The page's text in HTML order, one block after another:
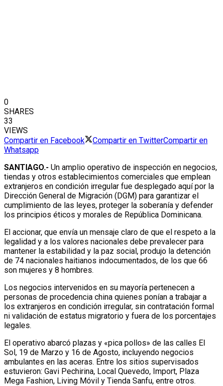
0
SHARES
33
VIEWS
Compartir en Facebook
Compartir en TwitterCompartir en
Whatsapp
SANTIAGO.- Un amplio operativo de inspección en negocios,
tiendas y otros establecimientos comerciales que emplean
extranjeros en condición irregular fue desplegado aquí por la
Dirección General de Migración (DGM) para garantizar el
cumplimiento de las leyes, proteger la soberanía y defender
los principios éticos y morales de República Dominicana.
El accionar, que envía un mensaje claro de que el respeto a la
legalidad y a los valores nacionales debe prevalecer para
mantener la estabilidad y la paz social, produjo la detención
de 74 nacionales haitianos indocumentados, de los que 66
son mujeres y 8 hombres.
Los negocios intervenidos en su mayoría pertenecen a
personas de procedencia china quienes ponían a trabajar a
los extranjeros en condición irregular, sin contratación formal
ni validación de estatus migratorio y fuera de los porcentajes
legales.
El operativo abarcó plazas y «pica pollos» de las calles El
Sol, 19 de Marzo y 16 de Agosto, incluyendo negocios
ambulantes en las aceras. Entre los sitios supervisados
estuvieron: Gavi Pechirina, Local Quevedo, Import, Plaza
Mega Fashion, Living Móvil y Tienda Sanfu, entre otros.